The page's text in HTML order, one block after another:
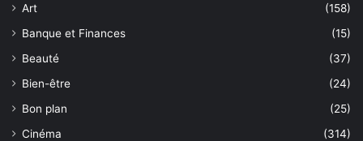
Art
(158)
Banque et Finances
(15)
Beauté
(37)
Bien-être
(24)
Bon plan
(25)
Cinéma
(314)